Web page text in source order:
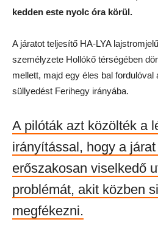
kedden este nyolc óra körül.
A járatot teljesítő HA-LYA
személyzete Hollókő térségében
mellett, majd egy éles bal
süllyedést Ferihegy irányába.
A pilóták azt közölték a
irányítással, hogy a
erőszakosan viselkedő
problémát, akit közben
megfékezni.